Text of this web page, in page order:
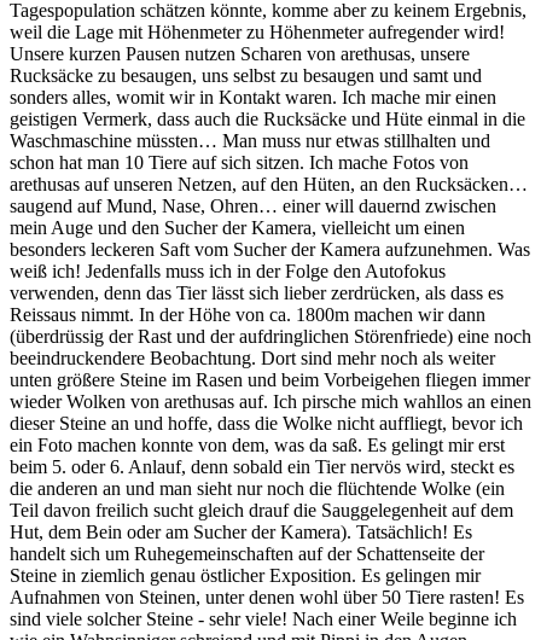
Tagespopulation schätzen könnte, komme aber zu keinem Ergebnis,
weil die Lage mit Höhenmeter zu Höhenmeter aufregender wird!
Unsere kurzen Pausen nutzen Scharen von arethusas, unsere
Rucksäcke zu besaugen, uns selbst zu besaugen und samt und
sonders alles, womit wir in Kontakt waren. Ich mache mir einen
geistigen Vermerk, dass auch die Rucksäcke und Hüte einmal in die
Waschmaschine müssten… Man muss nur etwas stillhalten und
schon hat man 10 Tiere auf sich sitzen. Ich mache Fotos von
arethusas auf unseren Netzen, auf den Hüten, an den Rucksäcken…
saugend auf Mund, Nase, Ohren… einer will dauernd zwischen
mein Auge und den Sucher der Kamera, vielleicht um einen
besonders leckeren Saft vom Sucher der Kamera aufzunehmen. Was
weiß ich! Jedenfalls muss ich in der Folge den Autofokus
verwenden, denn das Tier lässt sich lieber zerdrücken, als dass es
Reissaus nimmt. In der Höhe von ca. 1800m machen wir dann
(überdrüssig der Rast und der aufdringlichen Störenfriede) eine noch
beeindruckendere Beobachtung. Dort sind mehr noch als weiter
unten größere Steine im Rasen und beim Vorbeigehen fliegen immer
wieder Wolken von arethusas auf. Ich pirsche mich wahllos an einen
dieser Steine an und hoffe, dass die Wolke nicht auffliegt, bevor ich
ein Foto machen konnte von dem, was da saß. Es gelingt mir erst
beim 5. oder 6. Anlauf, denn sobald ein Tier nervös wird, steckt es
die anderen an und man sieht nur noch die flüchtende Wolke (ein
Teil davon freilich sucht gleich drauf die Sauggelegenheit auf dem
Hut, dem Bein oder am Sucher der Kamera). Tatsächlich! Es
handelt sich um Ruhegemeinschaften auf der Schattenseite der
Steine in ziemlich genau östlicher Exposition. Es gelingen mir
Aufnahmen von Steinen, unter denen wohl über 50 Tiere rasten! Es
sind viele solcher Steine - sehr viele! Nach einer Weile beginne ich